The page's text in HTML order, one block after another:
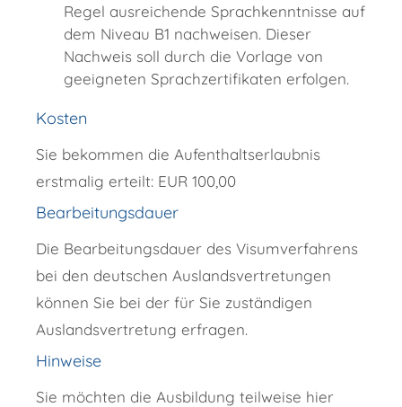
Regel ausreichende Sprachkenntnisse auf
dem Niveau B1 nachweisen. Dieser
Nachweis soll durch die Vorlage von
geeigneten Sprachzertifikaten erfolgen.
Kosten
Sie bekommen die Aufenthaltserlaubnis
erstmalig erteilt: EUR 100,00
Bearbeitungsdauer
Die Bearbeitungsdauer des Visumverfahrens
bei den deutschen Auslandsvertretungen
können Sie bei der für Sie zuständigen
Auslandsvertretung erfragen.
Hinweise
Sie möchten die Ausbildung teilweise hier